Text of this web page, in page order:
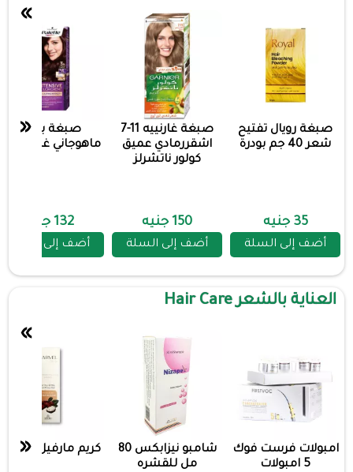
صبغة رويال تفتيح
شعر 40 جم بودرة
35 جنيه
أضف إلى السلة
صبغة غارنييه 11-7
اشقررمادي عميق
كولور ناتشرلز
150 جنيه
أضف إلى السلة
صبغة باليت
ماهوجاني غامق 68-3
132 جنيه
أضف إلى السلة
»
«
العناية بالشعر Hair Care
امبولات فرست فوك
5 امبولات
شامبو نيزابكس 80
مل للقشره
كريم مارفيل 100 جم
»
«